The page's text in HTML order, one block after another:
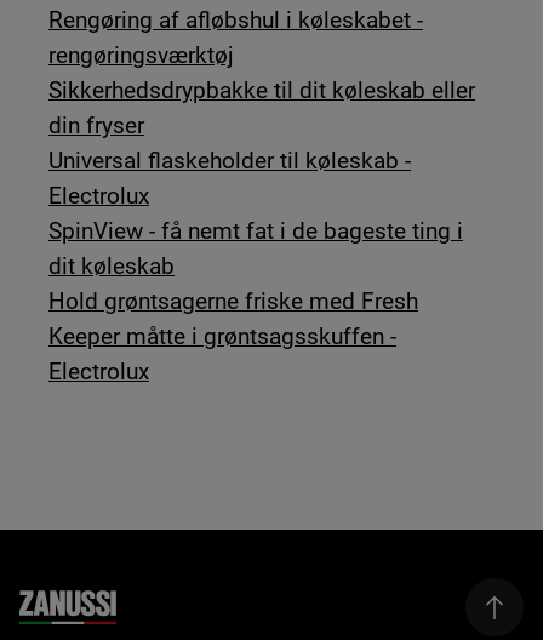
Rengøring af afløbshul i køleskabet -
rengøringsværktøj
Sikkerhedsdrypbakke til dit køleskab eller
din fryser
Universal flaskeholder til køleskab -
Electrolux
SpinView - få nemt fat i de bageste ting i
dit køleskab
Hold grøntsagerne friske med Fresh
Keeper måtte i grøntsagsskuffen -
Electrolux